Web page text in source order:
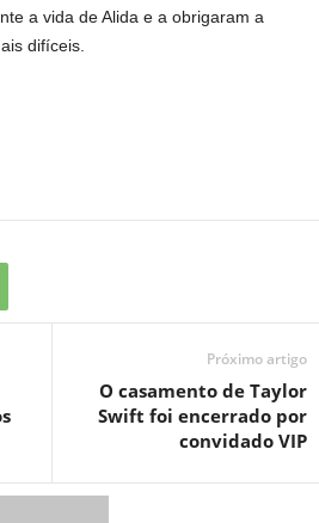
a vida de Alida e a obrigaram a
difíceis.
Próximo artigo
O casamento de Taylor
Swift foi encerrado por
convidado VIP